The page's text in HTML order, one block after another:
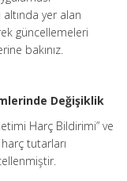
yer alan
güncellemeleri
bakınız.
Değişiklik
Harç Bildirimi” ve
tutarları